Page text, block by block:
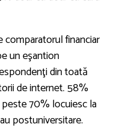
comparatorul financiar
un eşantion
din toată
de internet. 58%
70% locuiesc la
postuniversitare.